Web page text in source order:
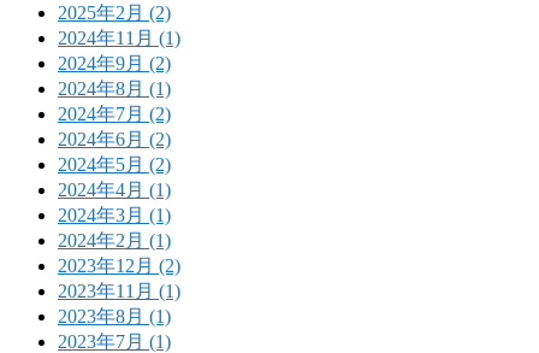
2025年2月 (2)
2024年11月 (1)
2024年9月 (2)
2024年8月 (1)
2024年7月 (2)
2024年6月 (2)
2024年5月 (2)
2024年4月 (1)
2024年3月 (1)
2024年2月 (1)
2023年12月 (2)
2023年11月 (1)
2023年8月 (1)
2023年7月 (1)